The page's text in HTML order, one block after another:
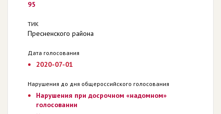
95
ТИК
Пресненского района
Дата голосования
2020-07-01
Нарушения до дня общероссийского голосования
Нарушения при досрочном «надомном»
голосовании